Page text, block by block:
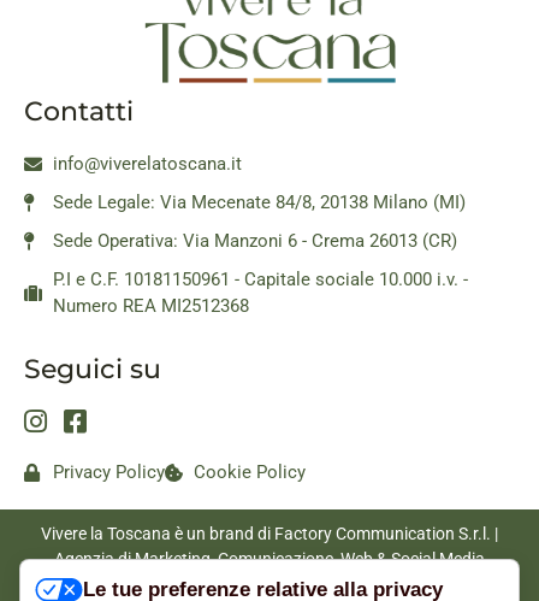
Contatti
info@viverelatoscana.it
Sede Legale: Via Mecenate 84/8, 20138 Milano (MI)
Sede Operativa: Via Manzoni 6 - Crema 26013 (CR)
P.I e C.F. 10181150961 - Capitale sociale 10.000 i.v. -
Numero REA MI2512368
Seguici su
Privacy Policy Cookie Policy
Vivere la Toscana è un brand di Factory Communication S.r.l. |
Agenzia di Marketing, Comunicazione, Web & Social Media
|www.factorycommunication.it
Le tue preferenze relative alla privacy